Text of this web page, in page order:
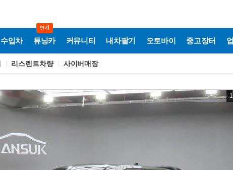
수입차 튜닝카 커뮤니티 내차팔기 오토바이 중고장터
리스렌트차량 사이버매장
1